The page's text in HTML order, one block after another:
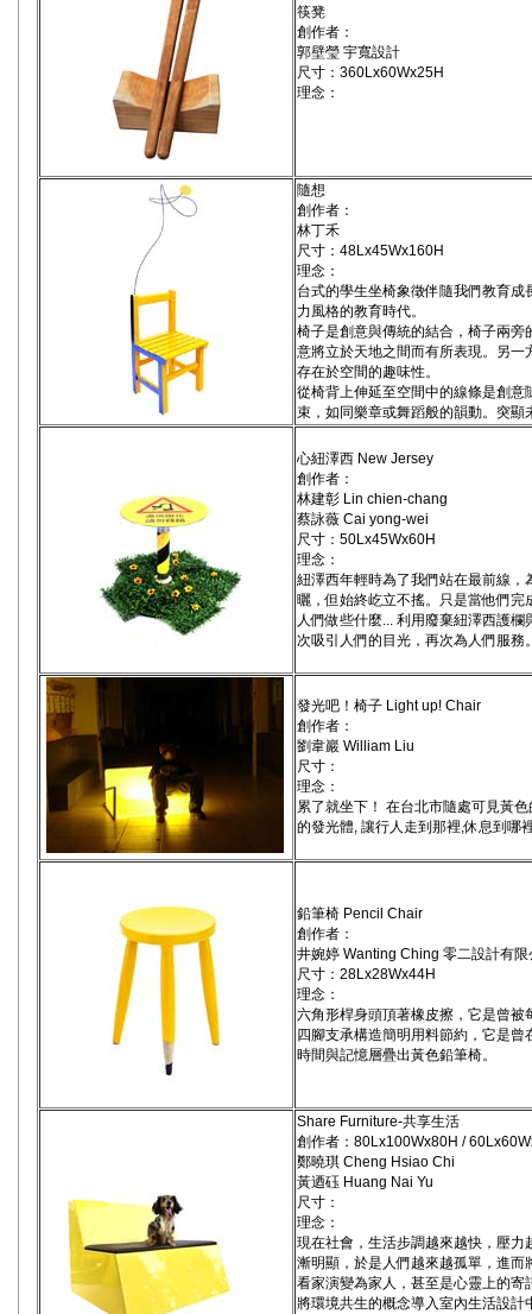
筷凳
創作者：
郭壁瑩 宇寬設計
尺寸：360Lx60Wx25H
理念：
隨想
創作者：
林丁禾
尺寸：48Lx45Wx160H
理念：
台式的學生坐椅象徵伴隨我們教育
力風格的教育時代。
椅子是創意與傳統的結合，椅子兩
意將立於天地之間而有所表現。另
存在於空間的趣味性。
從椅背上伸延至空間中的線條是創
束，如同樂章或舞蹈般的韻動。突顯
心紐澤西 New Jersey
創作者：
林建彰 Lin chien-chang
蔡詠薇 Cai yong-wei
尺寸：50Lx45Wx60H
理念：
紐澤西年輕時為了我們站在最前線
曬，但始終屹立不搖。只是當他們
人們做些什麼... 利用廢棄紐澤西護
次吸引人們的目光，再次為人們服務
發光吧！椅子 Light up! Chair
創作者：
劉韋巖 William Liu
尺寸：
理念：
累了就坐下！ 在台北市隨處可見黃
的發光體, 讓行人走到那裡,休息到哪
鉛筆椅 Pencil Chair
創作者：
井婉婷 Wanting Ching 零二設計有
尺寸：28Lx28Wx44H
理念：
六角形桿身頭頂著橡皮擦，它是曾被
四腳支承構造簡明用料節約，它是
時間與記憶層疊出黃色鉛筆椅。
Share Furniture-共享生活
創作者：80Lx100Wx80H /
鄭曉琪 Cheng Hsiao Chi
黃迺砡 Huang Nai Yu
尺寸：
理念：
現在社會，生活步調越來越快，壓
漸明顯，於是人們越來越孤單，進
看家演變為家人，甚至是心靈上的寄
將環境共生的概念導入室內生活設